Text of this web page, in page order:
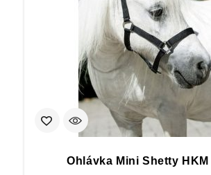
Ohlávka Mini Shetty